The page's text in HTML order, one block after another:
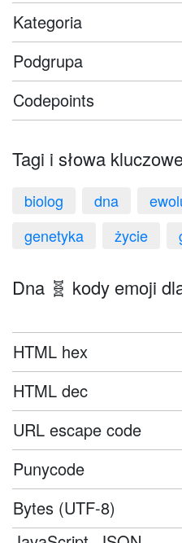
Kategoria
Podgrupa
Codepoints
Tagi i słowa
biolog dna
genetyka
życie
Dna 🧬 kody emoji
HTML hex
HTML dec
URL escape code
Punycode
Bytes (UTF-8)